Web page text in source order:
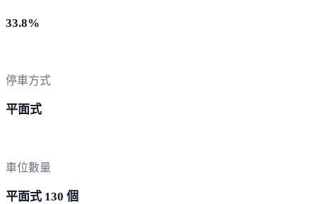
33.8%
停車方式
平面式
車位數量
平面式 130 個